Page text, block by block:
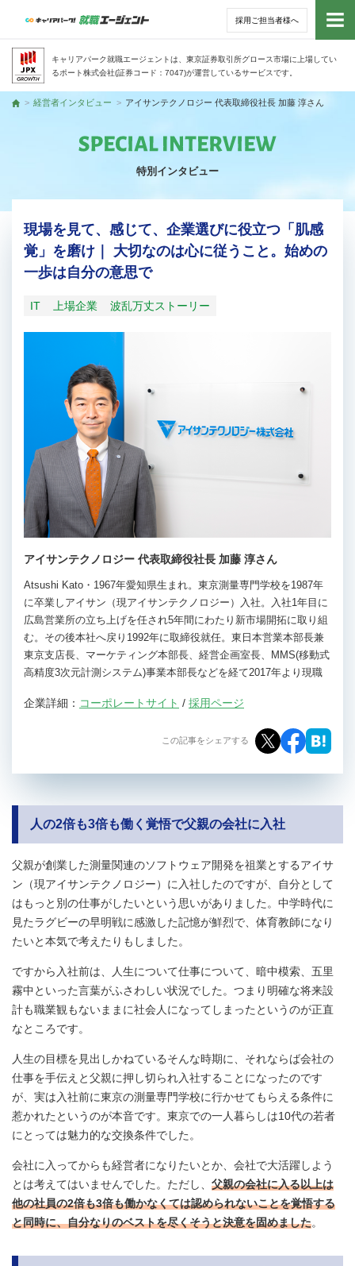
採用ご担当者様へ
キャリアパーク就職エージェントは、東京証券取引所グロース市場に上場してい
るポート株式会社(証券コード：7047)が運営しているサービスです。
トッ
トップ
経営者インタビュー アイサンテクノロジー 代表取締役社長 加藤 淳さん
特別インタビュー
現場を見て、感じて、企業選びに役立つ「肌感
覚」を磨け｜ 大切なのは心に従うこと。始めの
一歩は自分の意思で
IT 上場企業 波乱万丈ストーリー
アイサンテクノロジー 代表取締役社長 加藤 淳さん
Atsushi Kato・1967年愛知県生まれ。東京測量専門学校を1987年
に卒業しアイサン（現アイサンテクノロジー）入社。入社1年目に
広島営業所の立ち上げを任され5年間にわたり新市場開拓に取り組
む。その後本社へ戻り1992年に取締役就任。東日本営業本部長兼
東京支店長、マーケティング本部長、経営企画室長、MMS(移動式
高精度3次元計測システム)事業本部長などを経て2017年より現職
企業詳細： コーポレートサイト / 採用ページ
この記事をシェアする
人の2倍も3倍も働く覚悟で父親の会社に入社
父親が創業した測量関連のソフトウェア開発を祖業とするアイサ
ン（現アイサンテクノロジー）に入社したのですが、自分として
はもっと別の仕事がしたいという思いがありました。中学時代に
見たラグビーの早明戦に感激した記憶が鮮烈で、体育教師になり
たいと本気で考えたりもしました。
ですから入社前は、人生について仕事について、暗中模索、五里
霧中といった言葉がふさわしい状況でした。つまり明確な将来設
計も職業観もないままに社会人になってしまったというのが正直
なところです。
人生の目標を見出しかねているそんな時期に、それならば会社の
仕事を手伝えと父親に押し切られ入社することになったのです
が、実は入社前に東京の測量専門学校に行かせてもらえる条件に
惹かれたというのが本音です。東京での一人暮らしは10代の若者
にとっては魅力的な交換条件でした。
会社に入ってからも経営者になりたいとか、会社で大活躍しよう
とは考えてはいませんでした。ただし、 父親の会社に入る以上は
他の社員の2倍も3倍も働かなくては認められないことを覚悟する
と同時に、自分なりのベストを尽くそうと決意を固めました。